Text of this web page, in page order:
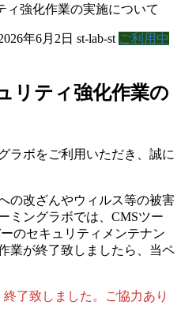
ィ強化作業の実施について
年6月2日 st-lab-st ご利用中
リティ強化作業の
ラボをご利用いただき、誠に
の改ざんやウィルス等の被害
ミングラボでは、CMSツー
のセキュリティメンテナン
業が終了致しましたら、当ペ
了致しました。ご協力あり